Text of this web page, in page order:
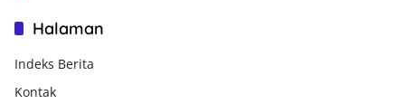
Halaman
Indeks Berita
Kontak